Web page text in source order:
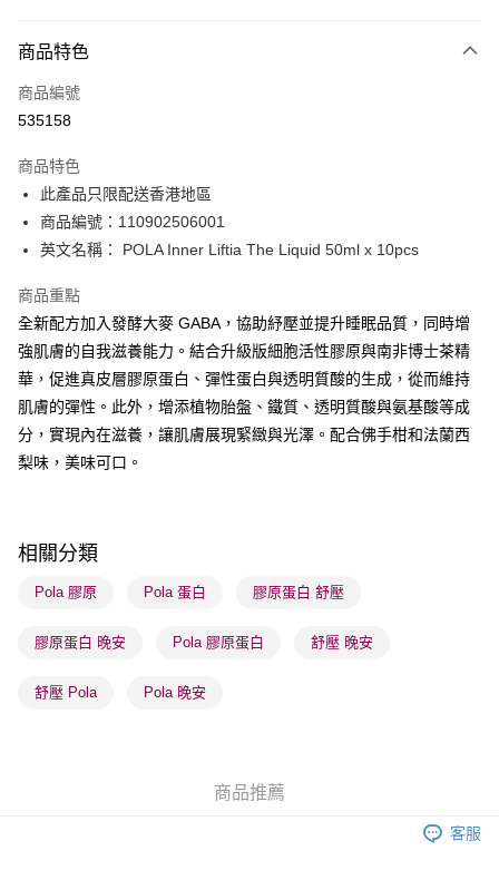
信用卡
Apple Pay
PayMe
WeChat Pay
送貨方式
順豐自助櫃 - 確認發貨後1-3個工作天送達
每筆HK$65.00，滿HK$300.00或以上免運費
順豐站及營業點 - 確認發貨後1-3個工作天送達
每筆HK$65.00，滿HK$300.00或以上免運費
每筆HK$65.00，滿HK$300.00或以上免運費
(香港門市) 只顯示可選門市。確認發貨後2-5個工作天到店，3天內
取。逾期會取消訂單，並不會安排重寄
商品特色
商品編號
535158
商品特色
此產品只限配送香港地區
商品編號：110902506001
英文名稱： POLA Inner Liftia The Liquid 50ml x 10pcs
商品重點
全新配方加入發酵大麥 GABA，協助紓壓並提升睡眠品質，同時增
強肌膚的自我滋養能力。結合升級版細胞活性膠原與南非博士茶精
華，促進真皮層膠原蛋白、彈性蛋白與透明質酸的生成，從而維持
肌膚的彈性。此外，增添植物胎盤、鐵質、透明質酸與氨基酸等成
分，實現內在滋養，讓肌膚展現緊緻與光澤。配合佛手柑和法蘭西
梨味，美味可口。
相關分類
Pola 膠原 Pola 蛋白 膠原蛋白 舒壓
膠原蛋白 晚安 Pola 膠原蛋白 舒壓 晚安
舒壓 Pola Pola 晚安
商品推薦
客服